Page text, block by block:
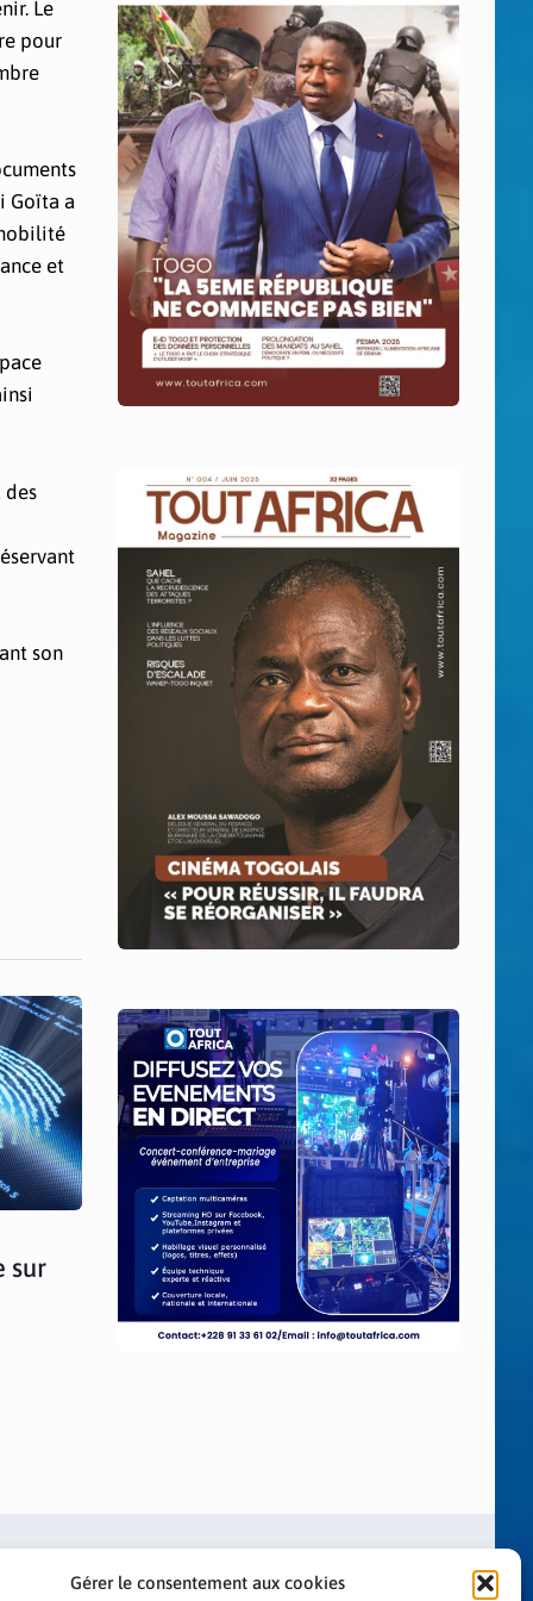
Gérer le consentement aux cookies
Le
pour
Goïta a
et
des
son
sur